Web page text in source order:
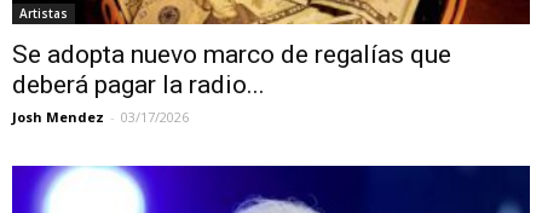
Artistas
Se adopta nuevo marco de regalías que
deberá pagar la radio...
Josh Mendez - 03/17/2026